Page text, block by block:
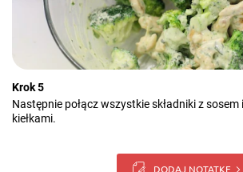
Krok 5
Następnie połącz wszystkie składniki z sosem
kiełkami.
DODAJ NOTATKĘ